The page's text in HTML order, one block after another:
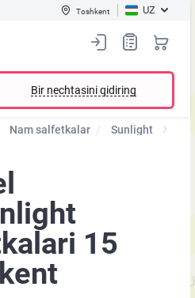
Toshkent UZ
Bir nechtasini qidiring
Nam salfetkalar Sunlight
15